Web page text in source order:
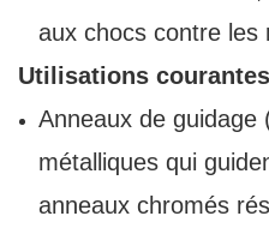
aux chocs contre les
Utilisations courantes
Anneaux de guidage
métalliques qui
anneaux chromés